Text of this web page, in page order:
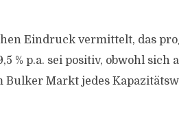
Eindruck vermittelt, das
% p.a. sei positiv, obwohl
Bulker Markt jedes